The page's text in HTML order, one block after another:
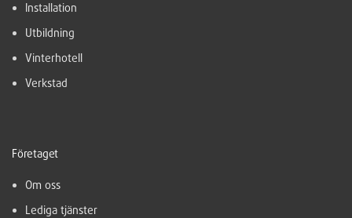
Installation
Utbildning
Vinterhotell
Verkstad
Företaget
Om oss
Lediga tjänster